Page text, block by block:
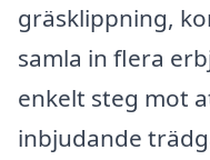
gräsklippning,
samla in flera
enkelt steg mot
inbjudande